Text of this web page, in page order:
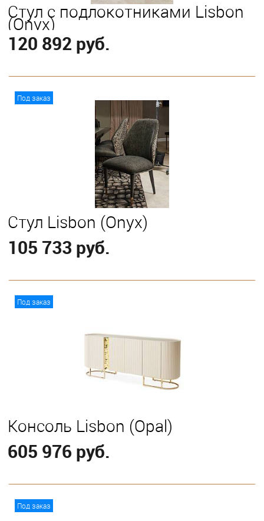
Стул с подлокотниками Lisbon
(Onyx)
120 892 руб.
Под заказ
Стул Lisbon (Onyx)
105 733 руб.
Под заказ
Консоль Lisbon (Opal)
605 976 руб.
Под заказ